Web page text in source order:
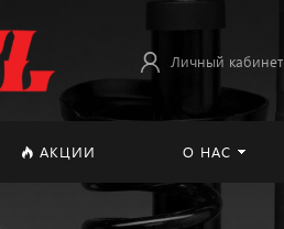
Личный кабинет
АКЦИИ О НАС